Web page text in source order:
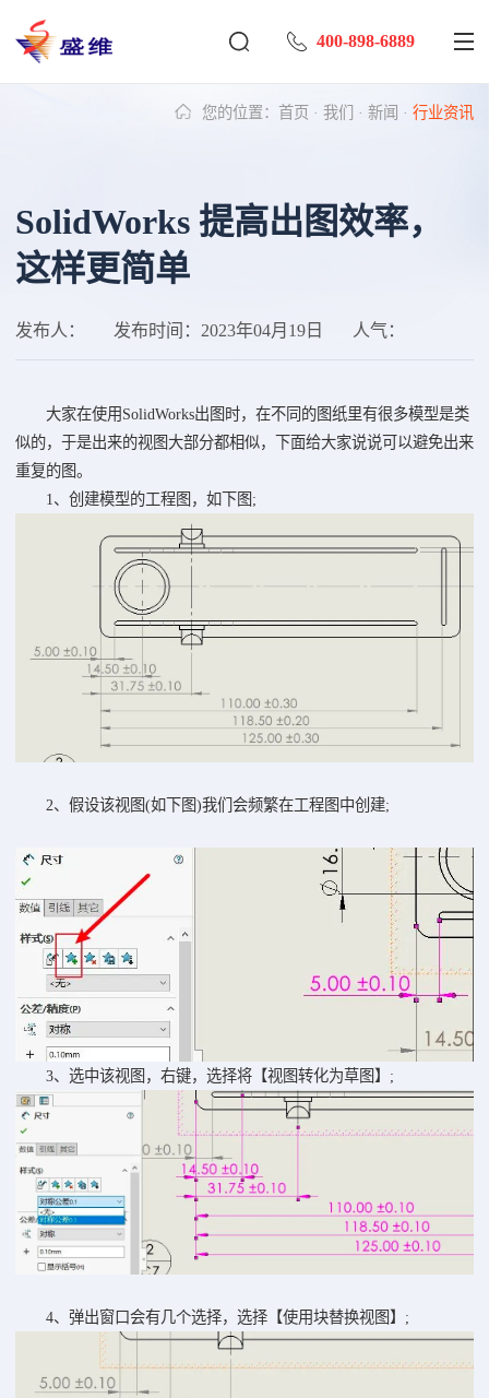
400-898-6889
您的位置： 首页 · 我们 · 新闻 · 行业资讯
SolidWorks 提高出图效率，
这样更简单
发布人： 发布时间： 2023年04月19日 人气：
大家在使用SolidWorks出图时，在不同的图纸里有很多模型是类
似的，于是出来的视图大部分都相似，下面给大家说说可以避免出来
重复的图。
1、创建模型的工程图，如下图;
2、假设该视图(如下图)我们会频繁在工程图中创建;
3、选中该视图，右键，选择将【视图转化为草图】;
4、弹出窗口会有几个选择，选择【使用块替换视图】;